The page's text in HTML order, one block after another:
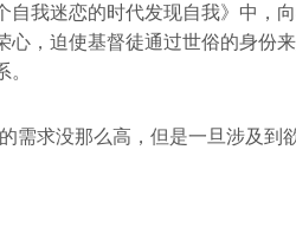
我迷恋的时代发现自我》中，
，迫使基督徒通过世俗的身份
需求没那么高，但是一旦涉及到